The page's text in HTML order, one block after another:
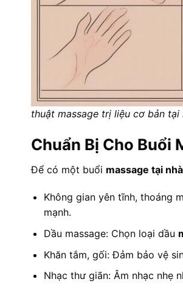
thuật massage trị liệu cơ bản tại
Chuẩn Bị Cho Buổi
Để có một buổi massage tại nhà
Không gian yên tĩnh, thoáng
mạnh.
Dầu massage: Chọn loại dầu
Khăn tắm, gối: Đảm bảo vệ
Nhạc thư giãn: Âm nhạc nhẹ